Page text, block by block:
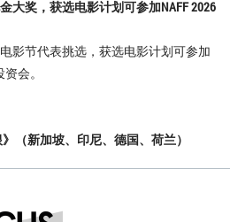
大奖，获选电影计划可参加NAFF 2026
影节代表挑选，获选电影计划可参加
会。
（新加坡、印尼、德国、荷兰）